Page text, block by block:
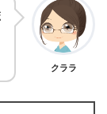
クララ